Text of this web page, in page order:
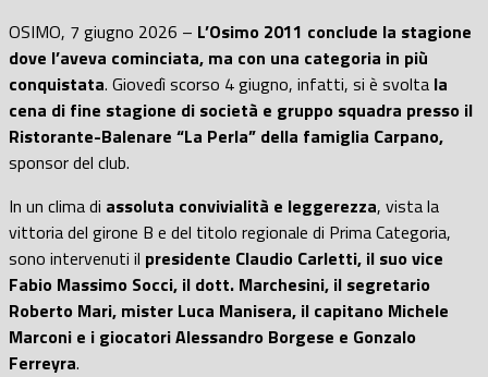
OSIMO, 7 giugno 2026 – L’Osimo 2011 conclude la stagione
dove l’aveva cominciata, ma con una categoria in più
conquistata. Giovedì scorso 4 giugno, infatti, si è svolta la
cena di fine stagione di società e gruppo squadra presso il
Ristorante-Balenare “La Perla” della famiglia Carpano,
sponsor del club.
In un clima di assoluta convivialità e leggerezza, vista la
vittoria del girone B e del titolo regionale di Prima Categoria,
sono intervenuti il presidente Claudio Carletti, il suo vice
Fabio Massimo Socci, il dott. Marchesini, il segretario
Roberto Mari, mister Luca Manisera, il capitano Michele
Marconi e i giocatori Alessandro Borgese e Gonzalo
Ferreyra.